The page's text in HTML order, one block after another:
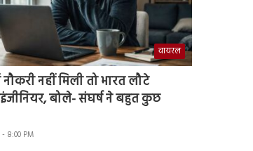
वायरल
नहीं मिली तो भारत लौटे
बोले- संघर्ष ने बहुत कुछ
8:00 PM